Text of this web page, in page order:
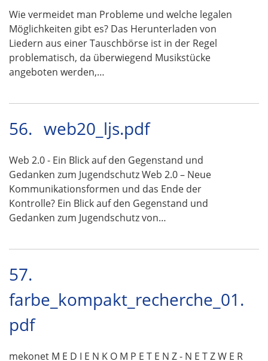
Wie vermeidet man Probleme und welche legalen
Möglichkeiten gibt es? Das Herunterladen von
Liedern aus einer Tauschbörse ist in der Regel
problematisch, da überwiegend Musikstücke
angeboten werden,…
56. web20_ljs.pdf
Web 2.0 - Ein Blick auf den Gegenstand und
Gedanken zum Jugendschutz Web 2.0 – Neue
Kommunikationsformen und das Ende der
Kontrolle? Ein Blick auf den Gegenstand und
Gedanken zum Jugendschutz von…
57.
farbe_kompakt_recherche_01.
pdf
mekonet M E D I E N K O M P E T E N Z - N E T Z W E R